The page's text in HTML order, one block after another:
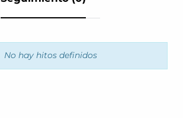
No hay hitos definidos